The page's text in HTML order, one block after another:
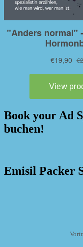
Book your Ad
buchen!
Emisil Packer